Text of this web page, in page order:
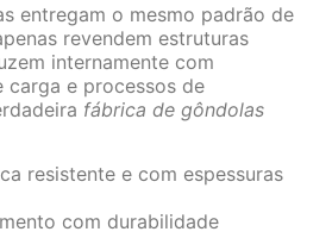
entregam o mesmo padrão de
revendem estruturas
internamente com
carga e processos de
fábrica de gôndolas
resistente e com espessuras
com durabilidade